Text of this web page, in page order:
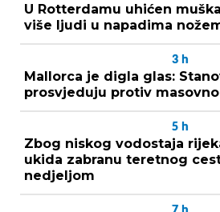
U Rotterdamu uhićen
više ljudi u napadima
3 h
Mallorca je digla glas:
prosvjeduju protiv
5 h
Zbog niskog vodostaja
ukida zabranu teretnog
nedjeljom